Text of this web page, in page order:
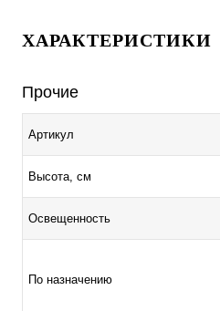
ХАРАКТЕРИСТИКИ
Прочие
Артикул
Высота, см
Освещенность
По назначению